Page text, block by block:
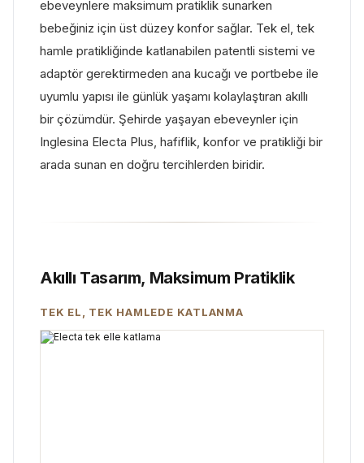
ebeveynlere maksimum pratiklik sunarken
bebeğiniz için üst düzey konfor sağlar. Tek el, tek
hamle pratikliğinde katlanabilen patentli sistemi ve
adaptör gerektirmeden ana kucağı ve portbebe ile
uyumlu yapısı ile günlük yaşamı kolaylaştıran akıllı
bir çözümdür. Şehirde yaşayan ebeveynler için
Inglesina Electa Plus, hafiflik, konfor ve pratikliği bir
arada sunan en doğru tercihlerden biridir.
Akıllı Tasarım, Maksimum Pratiklik
TEK EL, TEK HAMLEDE KATLANMA